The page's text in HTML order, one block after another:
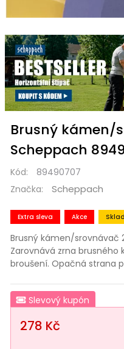
Brusný kámen/
Scheppach
Kód:
89490707
Značka:
Scheppach
Extra sleva Akce
Brusný kámen/srovnávač
Zarovnává zrna
broušení. Opačná strana
Slevový kupón
278 Kč